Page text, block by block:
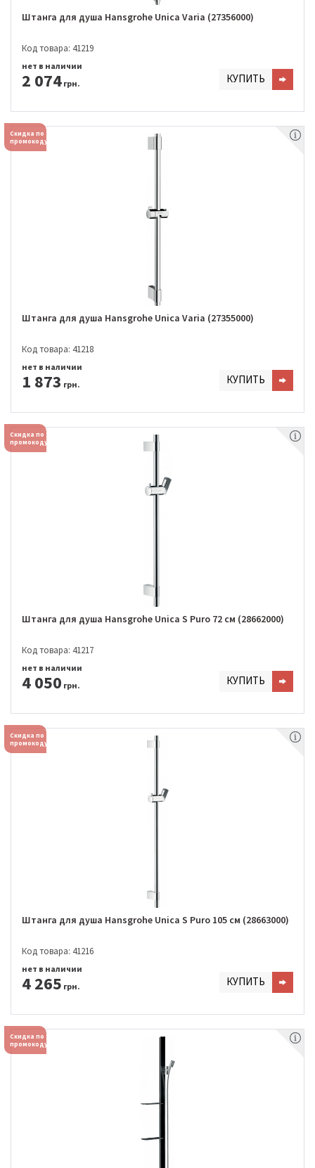
Штанга для душа Hansgrohe Unica Varia (27356000)
Код товара: 41219
2 074 грн.
нет в наличии
КУПИТЬ
Скидка по
промокоду
Штанга для душа Hansgrohe Unica Varia (27355000)
Код товара: 41218
1 873 грн.
нет в наличии
КУПИТЬ
Скидка по
промокоду
Штанга для душа Hansgrohe Unica S Puro 72 см (28662000)
Код товара: 41217
4 050 грн.
нет в наличии
КУПИТЬ
Скидка по
промокоду
Штанга для душа Hansgrohe Unica S Puro 105 см (28663000)
Код товара: 41216
4 265 грн.
нет в наличии
КУПИТЬ
Скидка по
промокоду